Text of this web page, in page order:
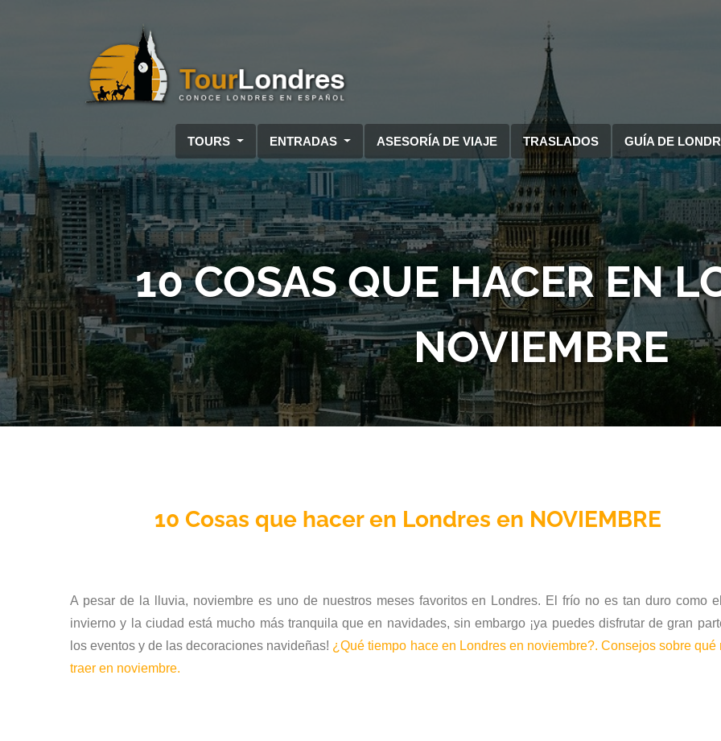
TOURS ENTRADAS ASESORÍA DE VIAJE TRASLADOS GUÍA DE
10 COSAS QUE HACER EN
NOVIEMBRE
10 Cosas que hacer en Londres en NOVIEMBRE
A pesar de la lluvia, noviembre es uno de nuestros meses favoritos en Londres. El frío no es tan duro como
invierno y la ciudad está mucho más tranquila que en navidades, sin embargo ¡ya puedes disfrutar de gran
los eventos y de las decoraciones navideñas! ¿Qué tiempo hace en Londres en noviembre?. Consejos sobre qué
traer en noviembre.